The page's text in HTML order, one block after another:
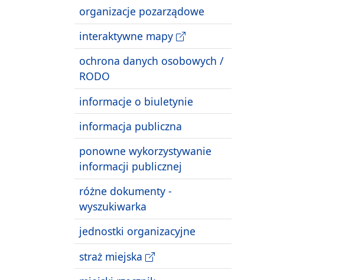
organizacje pozarządowe
interaktywne mapy
ochrona danych osobowych /
RODO
informacje o biuletynie
informacja publiczna
ponowne wykorzystywanie
informacji publicznej
różne dokumenty -
wyszukiwarka
jednostki organizacyjne
straż miejska